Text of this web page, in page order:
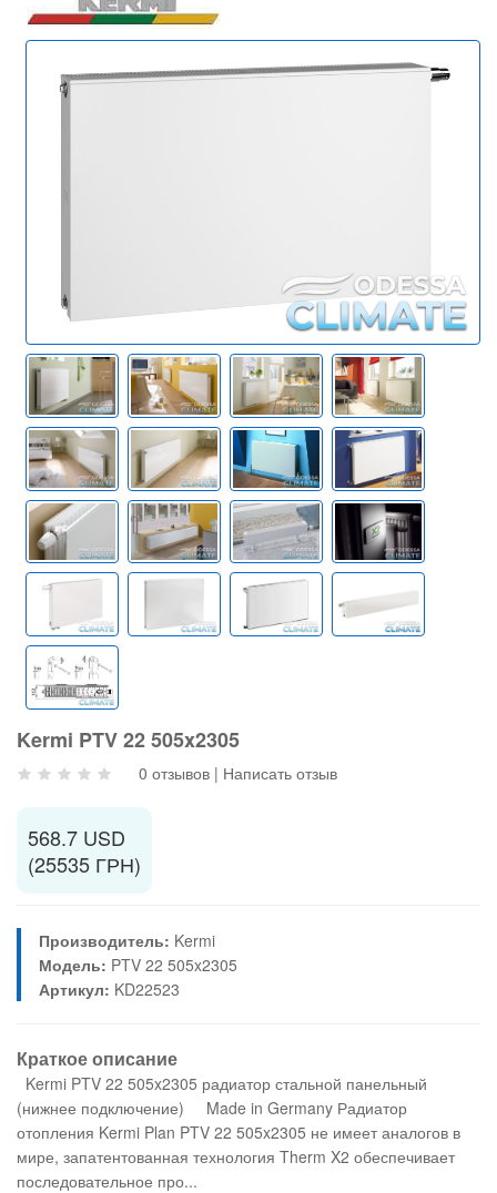
Kermi PTV 22 505x2305
0 отзывов | Написать отзыв
568.7 USD
(25535 ГРН)
Производитель: Kermi
Модель: PTV 22 505x2305
Артикул: KD22523
Краткое описание
Kermi PTV 22 505x2305 радиатор стальной панельный
(нижнее подключение) Made in Germany Радиатор
отопления Kermi Plan PTV 22 505x2305 не имеет аналогов в
мире, запатентованная технология Therm X2 обеспечивает
последовательное про...